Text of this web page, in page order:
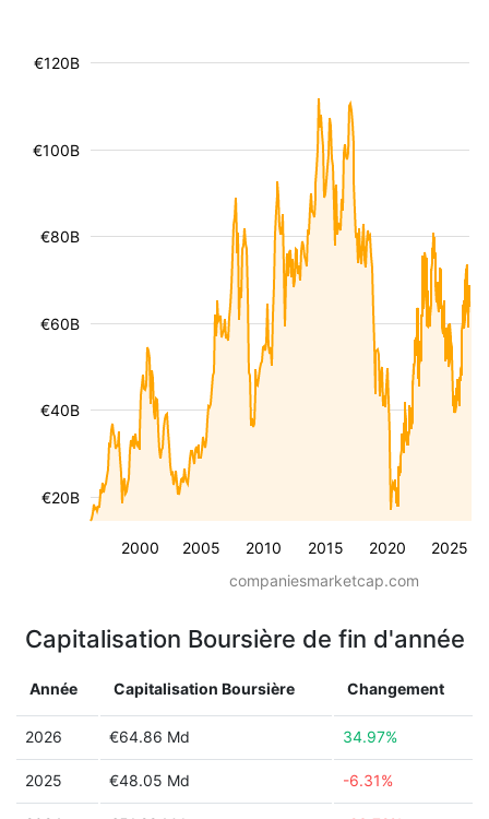
2000 2005 2010 2015 2020 2025
€20B
€40B
€60B
€80B
€100B
€120B
companiesmarketcap.com
Capitalisation Boursière de fin d'année
Année Capitalisation Boursière Changement
2026 €64.86 Md 34.97%
2025 €48.05 Md -6.31%